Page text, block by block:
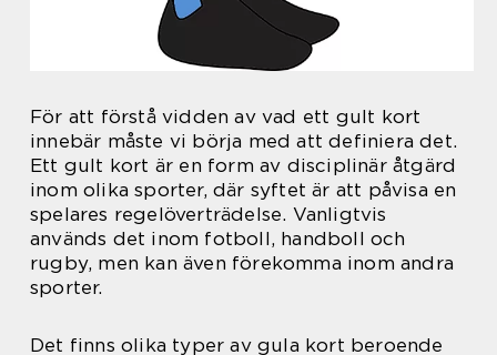
För att förstå vidden av vad ett gult kort
innebär måste vi börja med att definiera det.
Ett gult kort är en form av disciplinär åtgärd
inom olika sporter, där syftet är att påvisa en
spelares regelöverträdelse. Vanligtvis
används det inom fotboll, handboll och
rugby, men kan även förekomma inom andra
sporter.
Det finns olika typer av gula kort beroende